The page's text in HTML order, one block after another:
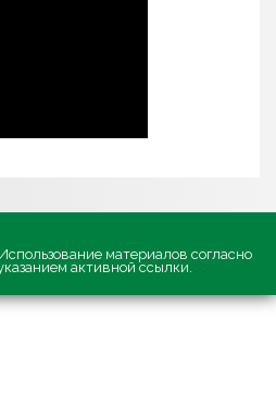
материалов согласно
активной ссылки.